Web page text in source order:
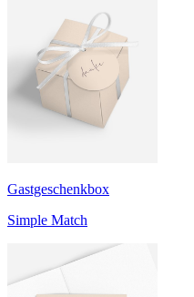
Gastgeschenkbox
Simple Match